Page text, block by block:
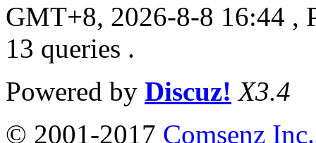
GMT+8, 2026-8-8 16:44 ,
13 queries .
Powered by Discuz! X3.4
© 2001-2017 Comsenz Inc.